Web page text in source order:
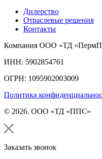
Дилерство
Отраслевые решения
Контакты
Компания ООО «ТД
ИНН: 5902854761
ОГРН: 1095902003009
Политика
© 2026. ООО «ТД «ППС»
Заказать звонок